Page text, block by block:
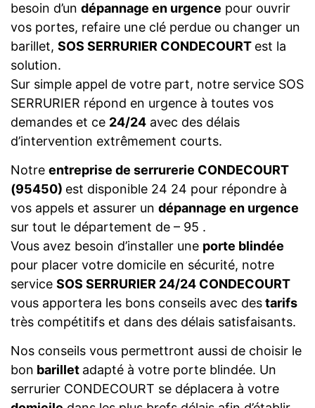
besoin d’un dépannage en urgence pour ouvrir
vos portes, refaire une clé perdue ou changer un
barillet, SOS SERRURIER CONDECOURT est la
solution.
Sur simple appel de votre part, notre service SOS
SERRURIER répond en urgence à toutes vos
demandes et ce 24/24 avec des délais
d’intervention extrêmement courts.
Notre entreprise de serrurerie CONDECOURT
(95450) est disponible 24 24 pour répondre à
vos appels et assurer un dépannage en urgence
sur tout le département de – 95 .
Vous avez besoin d’installer une porte blindée
pour placer votre domicile en sécurité, notre
service SOS SERRURIER 24/24 CONDECOURT
vous apportera les bons conseils avec destarifs
très compétitifs et dans des délais satisfaisants.
Nos conseils vous permettront aussi de choisir le
bon barillet adapté à votre porte blindée. Un
serrurier CONDECOURT se déplacera à votre